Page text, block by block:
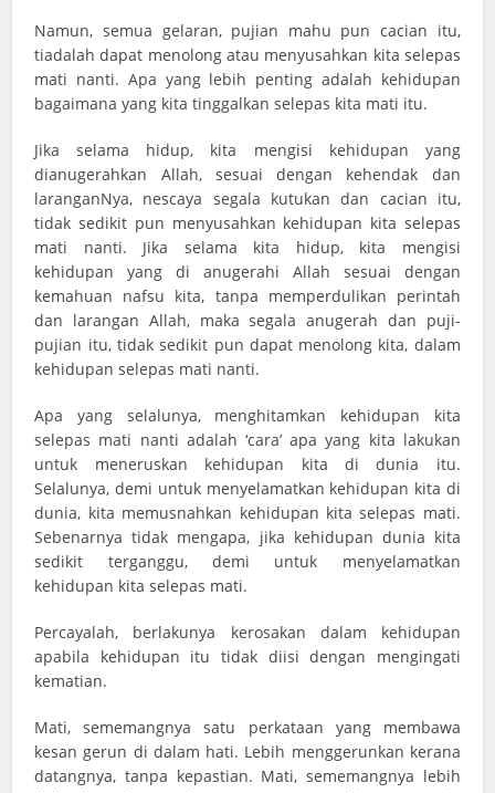
Namun, semua gelaran, pujian mahu pun cacian itu,
tiadalah dapat menolong atau menyusahkan kita selepas
mati nanti. Apa yang lebih penting adalah kehidupan
bagaimana yang kita tinggalkan selepas kita mati itu.
Jika selama hidup, kita mengisi kehidupan yang
dianugerahkan Allah, sesuai dengan kehendak dan
laranganNya, nescaya segala kutukan dan cacian itu,
tidak sedikit pun menyusahkan kehidupan kita selepas
mati nanti. Jika selama kita hidup, kita mengisi
kehidupan yang di anugerahi Allah sesuai dengan
kemahuan nafsu kita, tanpa memperdulikan perintah
dan larangan Allah, maka segala anugerah dan puji-
pujian itu, tidak sedikit pun dapat menolong kita, dalam
kehidupan selepas mati nanti.
Apa yang selalunya, menghitamkan kehidupan kita
selepas mati nanti adalah ‘cara’ apa yang kita lakukan
untuk meneruskan kehidupan kita di dunia itu.
Selalunya, demi untuk menyelamatkan kehidupan kita di
dunia, kita memusnahkan kehidupan kita selepas mati.
Sebenarnya tidak mengapa, jika kehidupan dunia kita
sedikit terganggu, demi untuk menyelamatkan
kehidupan kita selepas mati.
Percayalah, berlakunya kerosakan dalam kehidupan
apabila kehidupan itu tidak diisi dengan mengingati
kematian.
Mati, sememangnya satu perkataan yang membawa
kesan gerun di dalam hati. Lebih menggerunkan kerana
datangnya, tanpa kepastian. Mati, sememangnya lebih